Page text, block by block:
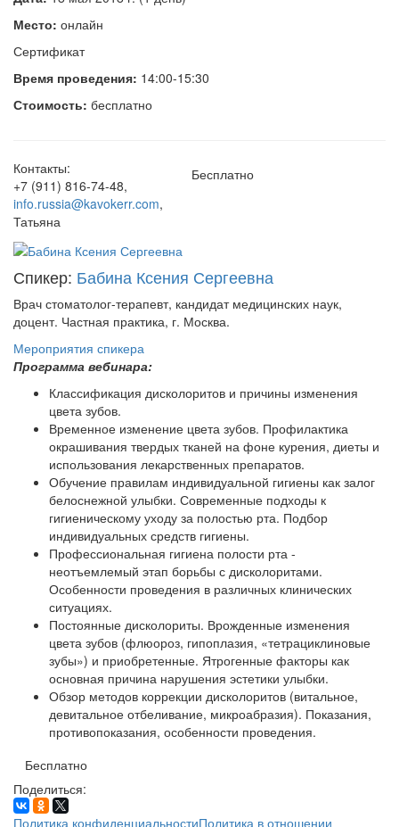
Место: онлайн
Сертификат
Время проведения: 14:00-15:30
Стоимость: бесплатно
Контакты:
+7 (911) 816-74-48,
info.russia@kavokerr.com,
Татьяна
Бесплатно
Спикер: Бабина Ксения Сергеевна
Врач стоматолог-терапевт, кандидат медицинских наук,
доцент. Частная практика, г. Москва.
Мероприятия спикера
Программа вебинара:
Классификация дисколоритов и причины изменения
цвета зубов.
Временное изменение цвета зубов. Профилактика
окрашивания твердых тканей на фоне курения, диеты и
использования лекарственных препаратов.
Обучение правилам индивидуальной гигиены как залог
белоснежной улыбки. Современные подходы к
гигиеническому уходу за полостью рта. Подбор
индивидуальных средств гигиены.
Профессиональная гигиена полости рта -
неотъемлемый этап борьбы с дисколоритами.
Особенности проведения в различных клинических
ситуациях.
Постоянные дисколориты. Врожденные изменения
цвета зубов (флюороз, гипоплазия, «тетрациклиновые
зубы») и приобретенные. Ятрогенные факторы как
основная причина нарушения эстетики улыбки.
Обзор методов коррекции дисколоритов (витальное,
девитальное отбеливание, микроабразия). Показания,
противопоказания, особенности проведения.
Бесплатно
Поделиться:
Политика конфиденциальностиПолитика в отношении